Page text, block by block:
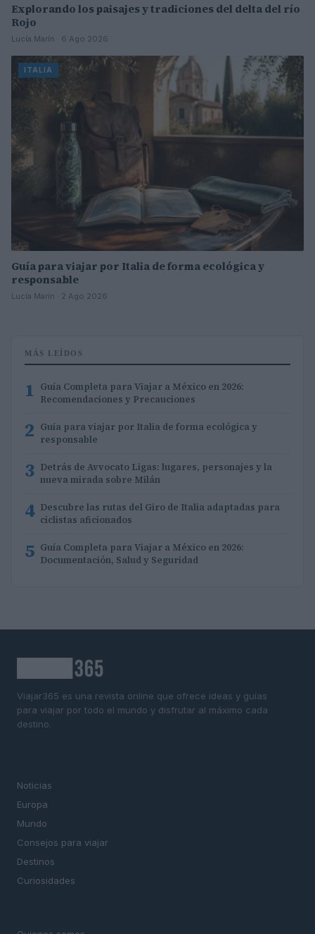
Explorando los paisajes y tradiciones del delta del río
Rojo
Lucía Marín · 6 Ago 2026
ITALIA
Guía para viajar por Italia de forma ecológica y
responsable
Lucía Marín · 2 Ago 2026
MÁS LEÍDOS
1 Guía Completa para Viajar a México en 2026:
Recomendaciones y Precauciones
2 Guía para viajar por Italia de forma ecológica y
responsable
3 Detrás de Avvocato Ligas: lugares, personajes y la
nueva mirada sobre Milán
4 Descubre las rutas del Giro de Italia adaptadas para
ciclistas aficionados
5 Guía Completa para Viajar a México en 2026:
Documentación, Salud y Seguridad
Viajar365 es una revista online que ofrece ideas y guías
para viajar por todo el mundo y disfrutar al máximo cada
destino.
Noticias
Europa
Mundo
Consejos para viajar
Destinos
Curiosidades